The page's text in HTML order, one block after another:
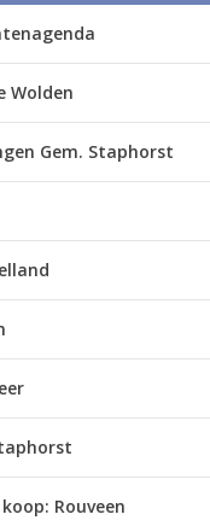
Wolden
Gem. Staphorst
Rouveen